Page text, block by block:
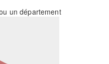
un département